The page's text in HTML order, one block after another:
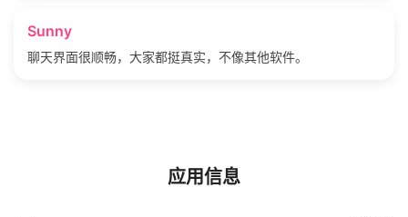
Sunny
聊天界面很顺畅，大家都挺真实，不像其他软件。
应用信息